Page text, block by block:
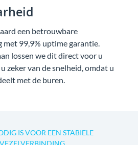
een betrouwbare
99,9% uptime garantie.
lossen we dit direct voor u
zeker van de snelheid, omdat u
met de buren.
IS VOOR EEN STABIELE